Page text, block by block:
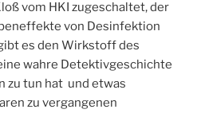
vom HKI zugeschaltet, der
von Desinfektion
es den Wirkstoff des
wahre Detektivgeschichte
zu tun hat und etwas
zu vergangenen